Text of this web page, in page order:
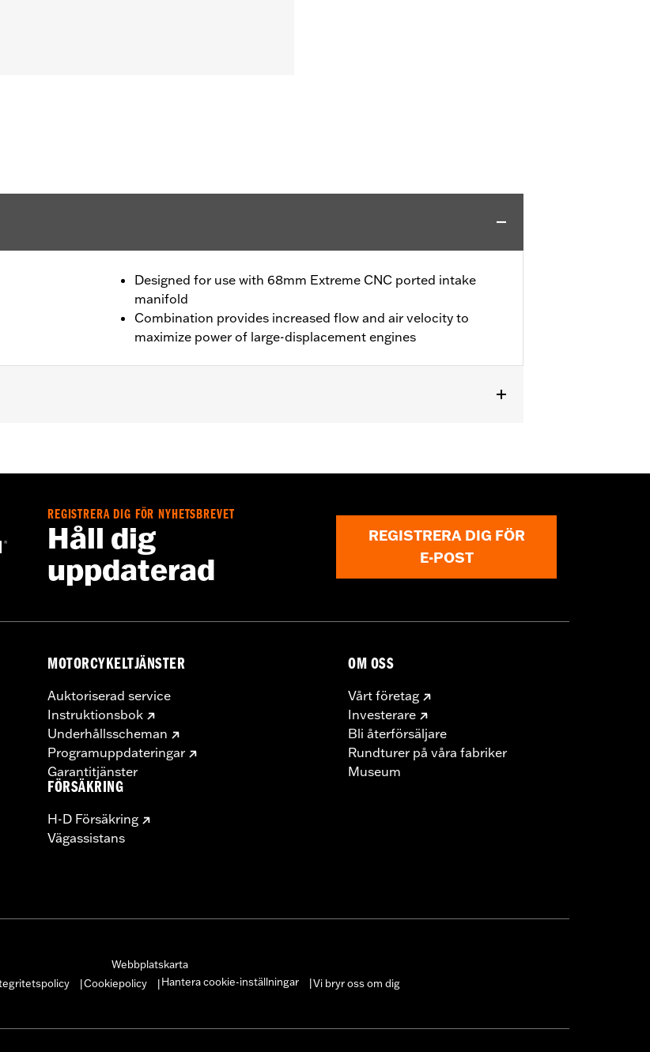
Designed for use with 68mm Extreme CNC ported intake
manifold
Combination provides increased flow and air velocity to
maximize power of large-displacement engines
instructions
some Screamin’ Eagle® Performance products must not be used on public roads
on pollution-controlled motor vehicles. California guidelines on tampering can also
REGISTRERA DIG FÖR NYHETSBREVET
Håll dig
uppdaterad
REGISTRERA DIG FÖR
E-POST
MOTORCYKELTJÄNSTER
Auktoriserad service
Instruktionsbok
Underhållsscheman
Programuppdateringar
Garantitjänster
FÖRSÄKRING
H-D Försäkring
Vägassistans
OM OSS
Vårt företag
Investerare
Bli återförsäljare
Rundturer på våra fabriker
Museum
Webbplatskarta
Cookiepolicy Hantera cookie-inställningar Vi bryr oss om dig